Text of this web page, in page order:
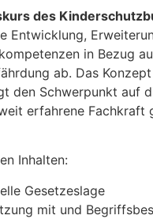
des
Entwicklung,
in Bezug
ab. Das
den Schwerpunkt auf
erfahrene Fachkraft
Inhalten:
Gesetzeslage
mit und